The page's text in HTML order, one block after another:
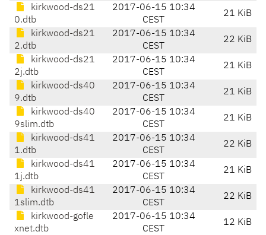
kirkwood-ds21
0.dtb
2017-06-15 10:34
CEST
21 KiB
kirkwood-ds21
2.dtb
2017-06-15 10:34
CEST
22 KiB
kirkwood-ds21
2j.dtb
2017-06-15 10:34
CEST
21 KiB
kirkwood-ds40
9.dtb
2017-06-15 10:34
CEST
21 KiB
kirkwood-ds40
9slim.dtb
2017-06-15 10:34
CEST
21 KiB
kirkwood-ds41
1.dtb
2017-06-15 10:34
CEST
22 KiB
kirkwood-ds41
1j.dtb
2017-06-15 10:34
CEST
21 KiB
kirkwood-ds41
1slim.dtb
2017-06-15 10:34
CEST
22 KiB
kirkwood-gofle
xnet.dtb
2017-06-15 10:34
CEST
12 KiB